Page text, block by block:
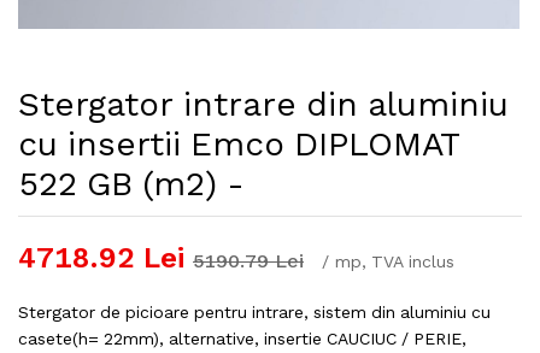
Stergator intrare din aluminiu
cu insertii Emco DIPLOMAT
522 GB (m2) -
4718.92 Lei 5190.79 Lei / mp, TVA inclus
Stergator de picioare pentru intrare, sistem din aluminiu cu
casete(h= 22mm), alternative, insertie CAUCIUC / PERIE,